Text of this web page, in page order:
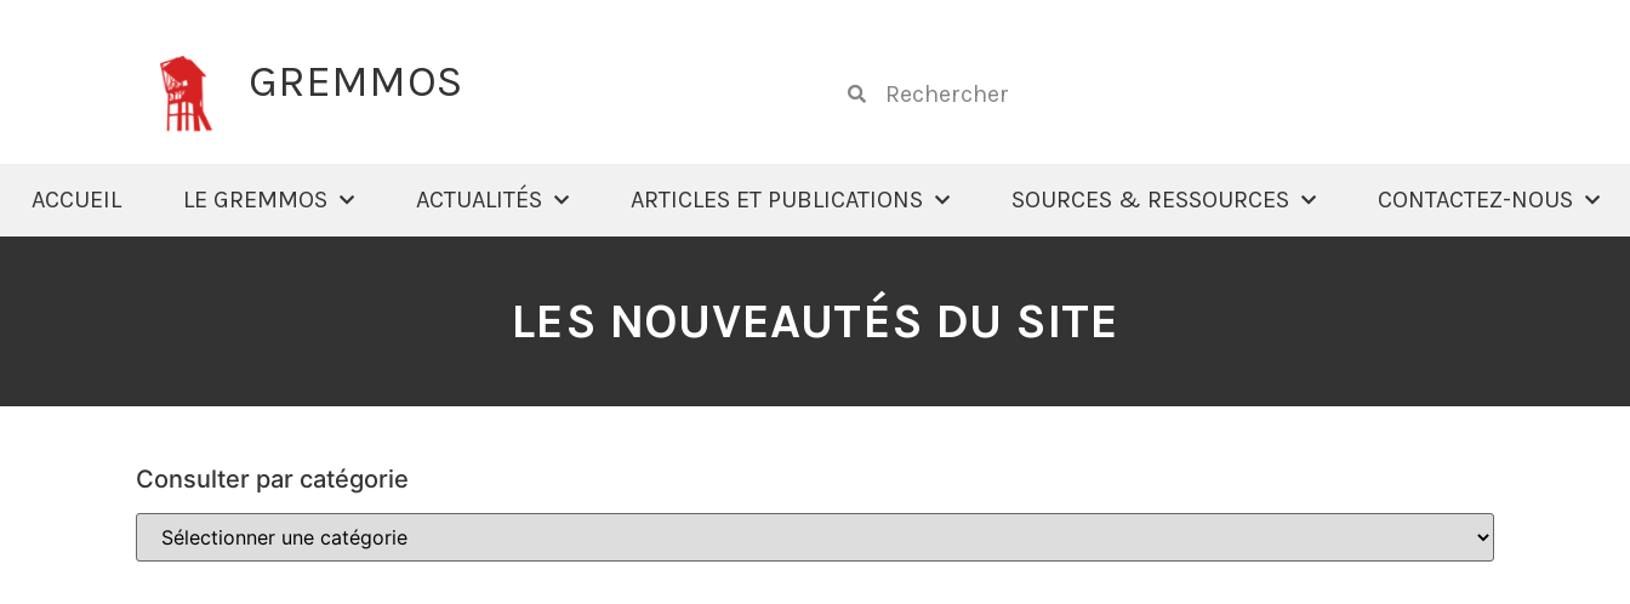
GREMMOS
ACCUEIL LE GREMMOS ACTUALITÉS ARTICLES ET PUBLICATIONS SOURCES & RESSOURCES CONTACTEZ-NOUS
LES NOUVEAUTÉS DU SITE
Consulter par catégorie